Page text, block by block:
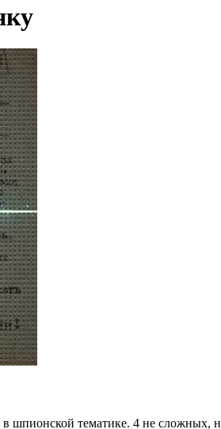
шпионской тематике. 4 не сложных,